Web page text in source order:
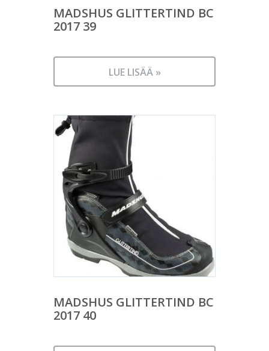
MADSHUS GLITTERTIND BC
2017 39
LUE LISÄÄ »
MADSHUS GLITTERTIND BC
2017 40